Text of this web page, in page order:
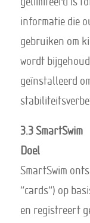
informatie die
gebruiken om
wordt
geïnstalleerd
3.3 SmartSwim
Doel
SmartSwim
“cards”) op
en registreert